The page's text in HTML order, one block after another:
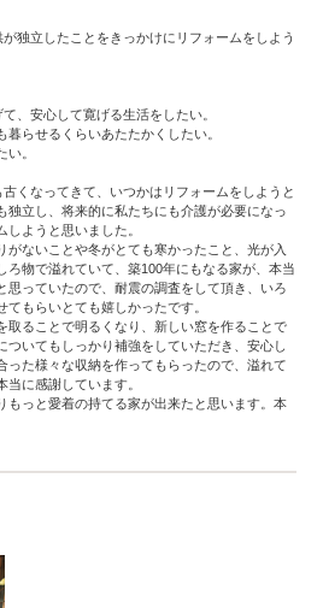
独立したことをきっかけにリフォームをしよう
、安心して寛げる生活をしたい。
暮らせるくらいあたたかくしたい。
い。
くなってきて、いつかはリフォームをしようと
独立し、将来的に私たちにも介護が必要になっ
ようと思いました。
がないことや冬がとても寒かったこと、光が入
ろ物で溢れていて、築100年にもなる家が、本当
思っていたので、耐震の調査をして頂き、いろ
もらいとても嬉しかったです。
取ることで明るくなり、新しい窓を作ることで
ついてもしっかり補強をしていただき、安心し
った様々な収納を作ってもらったので、溢れて
に感謝しています。
もっと愛着の持てる家が出来たと思います。本